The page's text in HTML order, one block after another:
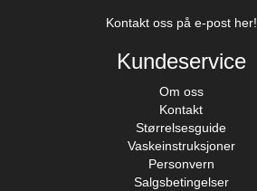
Kontakt oss på e-post her!
Kundeservice
Om oss
Kontakt
Størrelsesguide
Vaskeinstruksjoner
Personvern
Salgsbetingelser